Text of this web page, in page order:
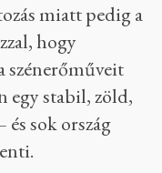
az ország felett,
itthon
hogy az
Csernobil után,